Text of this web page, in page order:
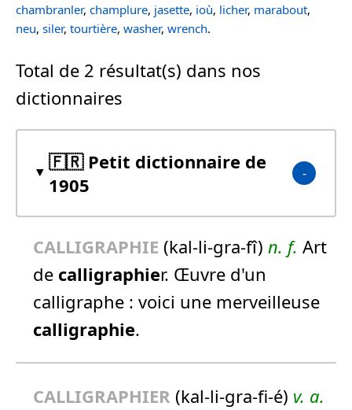
chambranler, champlure, jasette, ioù, licher, marabout,
neu, siler, tourtière, washer, wrench.
Total de 2 résultat(s) dans nos
dictionnaires
🇫🇷 Petit dictionnaire de
1905
CALLIGRAPHIE (kal-li-gra-fî) n. f. Art
de calligraphier. Œuvre d'un
calligraphe : voici une merveilleuse
calligraphie.
CALLIGRAPHIER (kal-li-gra-fi-é) v. a.